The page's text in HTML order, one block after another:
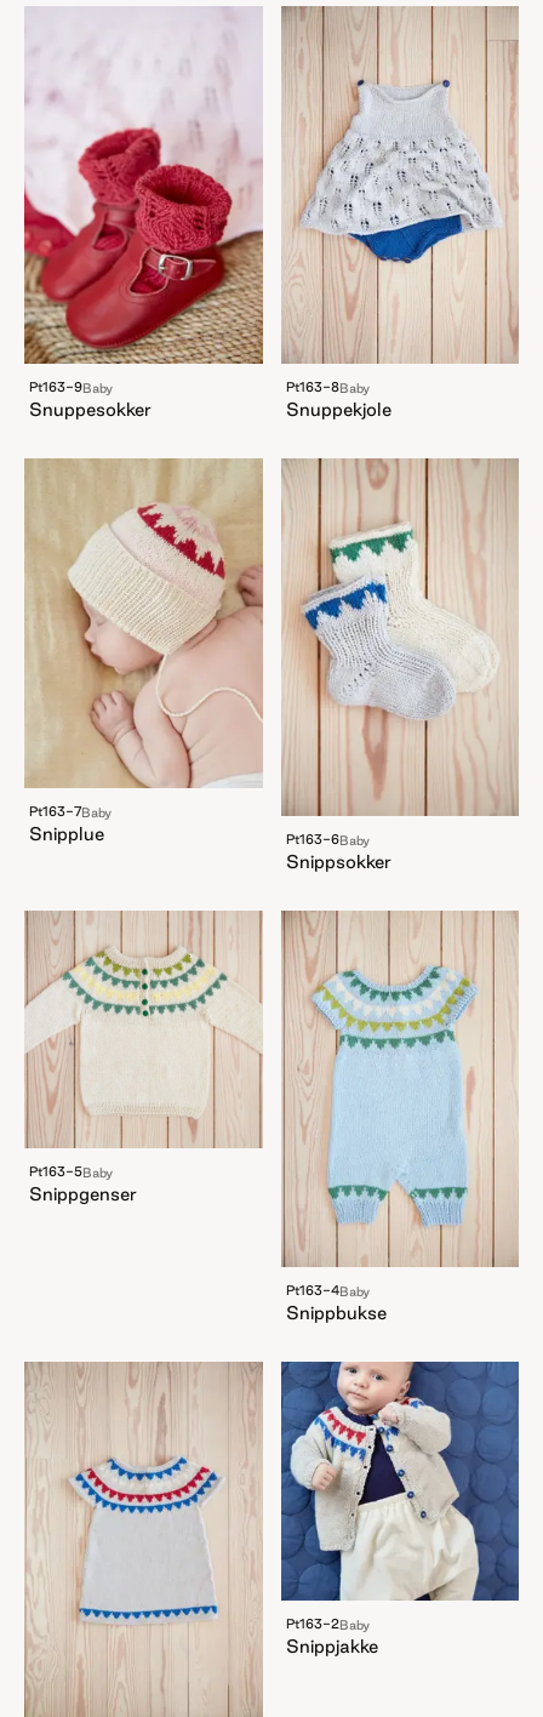
Pt163-9Baby
Snuppesokker
Pt163-8Baby
Snuppekjole
Pt163-7Baby
Snipplue Pt163-6Baby
Snippsokker
Pt163-5Baby
Snippgenser
Pt163-4Baby
Snippbukse
Pt163-2Baby
Snippjakke